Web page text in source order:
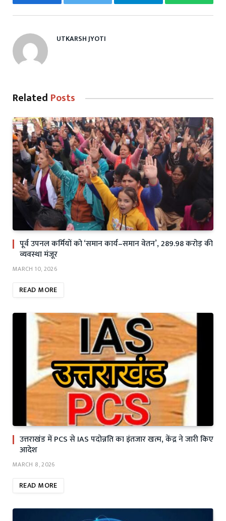
Facebook Twitter Telegram
UTKARSH JYOTI
Related Posts
पूर्व उपनल कर्मियों को ‘समान कार्य–समान वेतन’, 289.98 करोड़ की
व्यवस्था मंजूर
MARCH 10, 2026
READ MORE
उत्तराखंड में PCS से IAS पदोन्नति का इंतजार खत्म, केंद्र ने जारी किए
आदेश
MARCH 8, 2026
READ MORE